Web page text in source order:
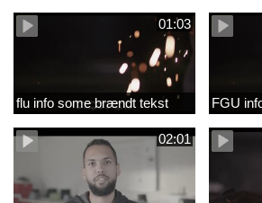
01:03
flu info some brændt tekst FGU
02:01